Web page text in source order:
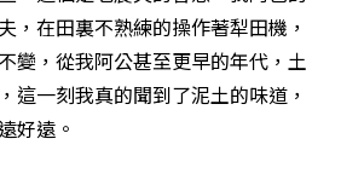
，在田裏不熟練的操作著犁田機，
變，從我阿公甚至更早的年代，土
這一刻我真的聞到了泥土的味道，
好遠。